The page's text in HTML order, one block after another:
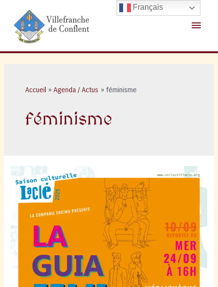
contenu
Menu
Accueil Agenda / Actus féminisme
féminisme
Français